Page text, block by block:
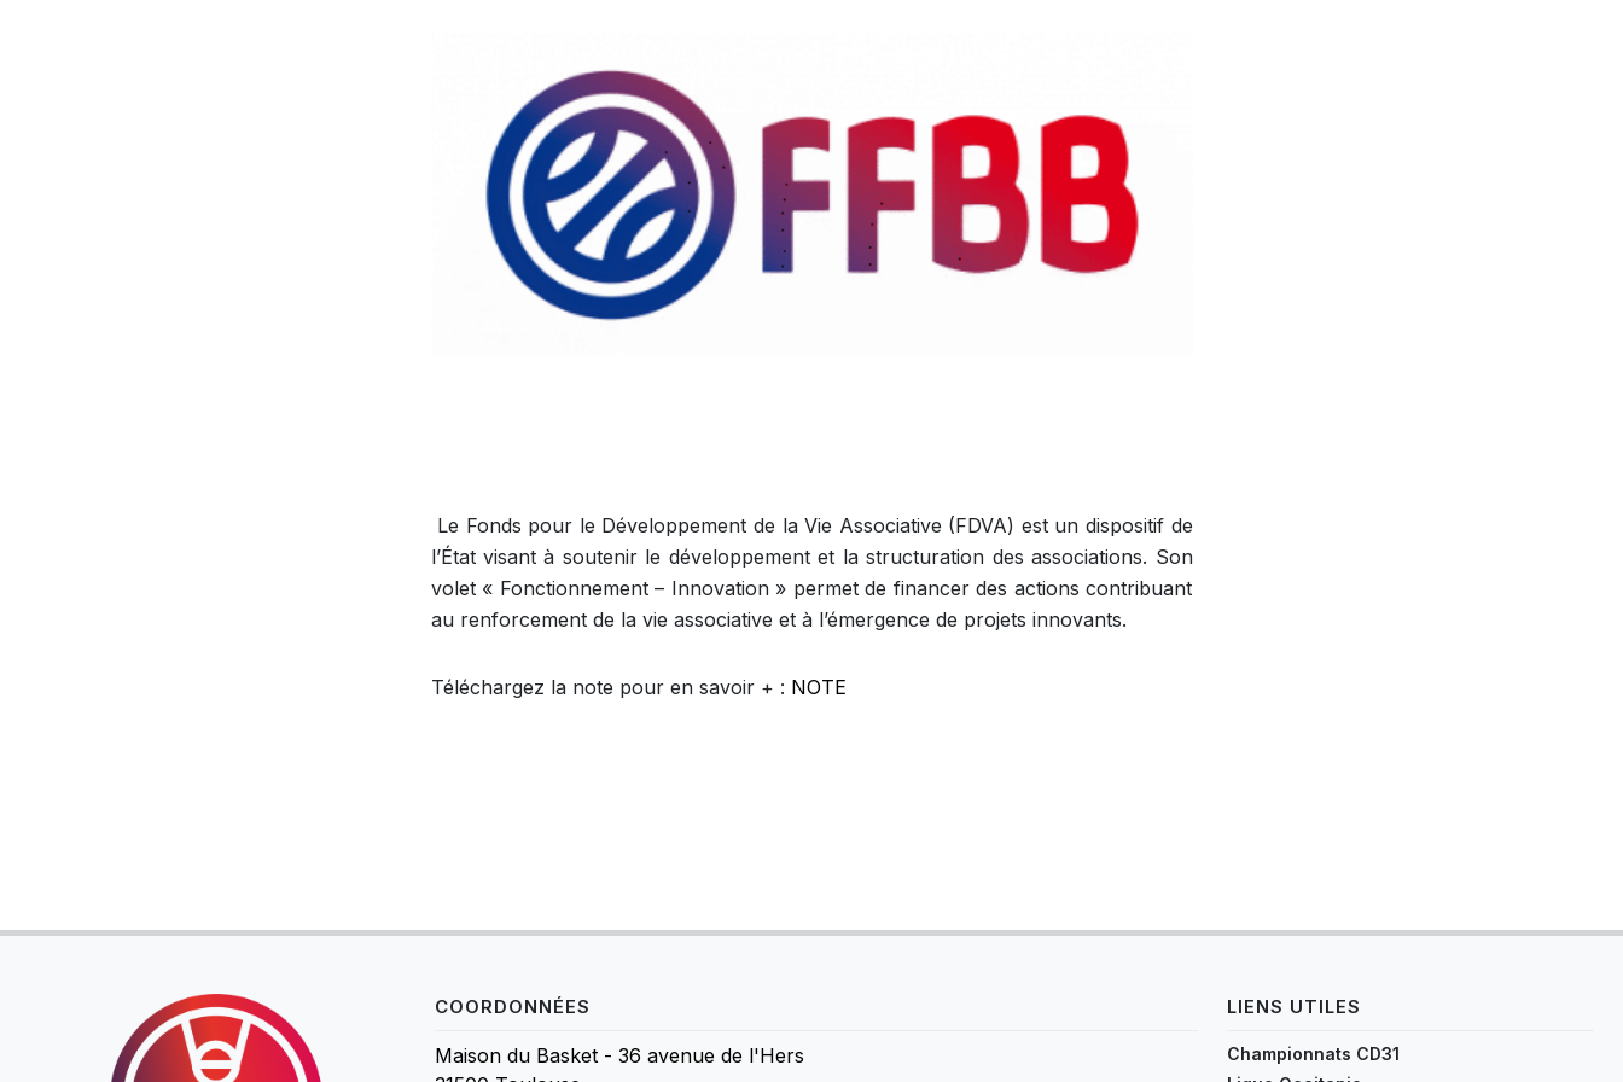
Le Fonds pour le Développement de la Vie Associative (FDVA) est un dispositif de
l’État visant à soutenir le développement et la structuration des associations. Son
volet « Fonctionnement – Innovation » permet de financer des actions contribuant
au renforcement de la vie associative et à l’émergence de projets innovants.
Téléchargez la note pour en savoir + : NOTE
COORDONNÉES
Maison du Basket - 36 avenue de l'Hers
LIENS UTILES
Championnats CD31